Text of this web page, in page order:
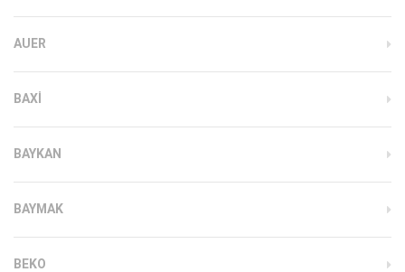
AUER
BAXI
BAYKAN
BAYMAK
BEKO